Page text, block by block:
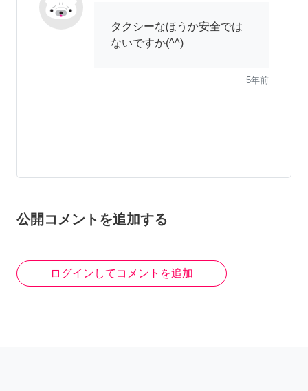
タクシーなほうか安全では
ないですか(^^)
5年前
公開コメントを追加する
ログインしてコメントを追加